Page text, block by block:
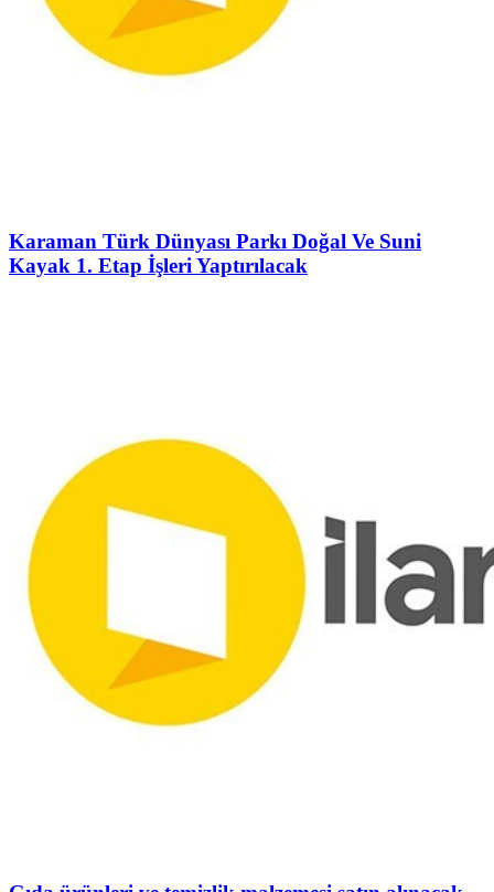
Karaman Türk Dünyası Parkı Doğal Ve Suni
Kayak 1. Etap İşleri Yaptırılacak